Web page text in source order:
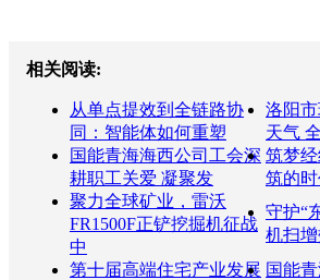
相关阅读:
从单点提效到全链路协
同：智能体如何重塑
洛阳
天气
国能青海海西公司工会深
耕职工关爱 凝聚发
筑梦
筑的
聚力全球矿业，雷沃
FR1500F正铲挖掘机征战
中
守护“
机扫
第十届高端住宅产业发展 国能